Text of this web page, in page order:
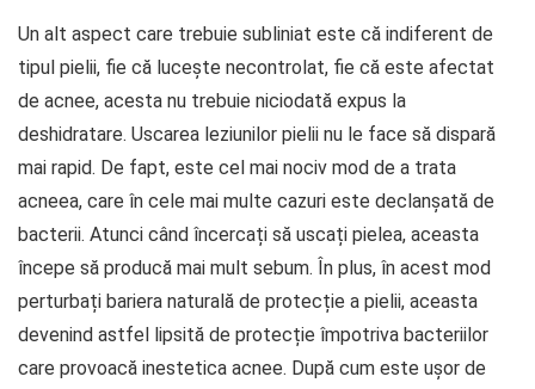
Un alt aspect care trebuie subliniat este că indiferent de
tipul pielii, fie că lucește necontrolat, fie că este afectat
de acnee, acesta nu trebuie niciodată expus la
deshidratare. Uscarea leziunilor pielii nu le face să dispară
mai rapid. De fapt, este cel mai nociv mod de a trata
acneea, care în cele mai multe cazuri este declanșată de
bacterii. Atunci când încercați să uscați pielea, aceasta
începe să producă mai mult sebum. În plus, în acest mod
perturbați bariera naturală de protecție a pielii, aceasta
devenind astfel lipsită de protecție împotriva bacteriilor
care provoacă inestetica acnee. După cum este ușor de